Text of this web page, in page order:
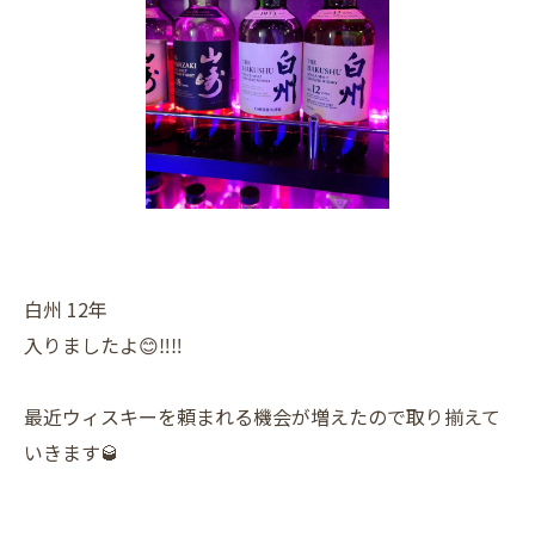
白州 12年
入りましたよ😊‼️‼️
最近ウィスキーを頼まれる機会が増えたので取り揃えて
いきます🥃